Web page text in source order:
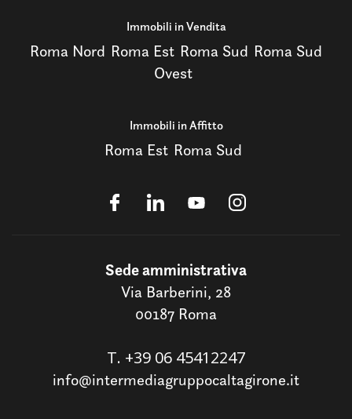
Immobili in Vendita
Roma Nord Roma Est Roma Sud Roma Sud
Ovest
Immobili in Affitto
Roma Est Roma Sud
Sede amministrativa
Via Barberini, 28
00187 Roma
T. +39 06 45412247
info@intermediagruppocaltagirone.it